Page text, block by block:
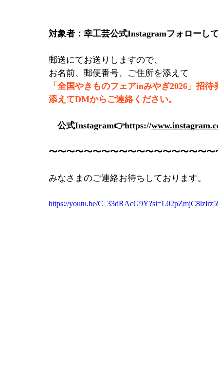
対象者：幸工芸公式Instagramフォローし
郵送にてお送りしますので、
お名前、郵便番号、ご住所を添えて
「全国やきものフェアinみやぎ2026」招
添えてDMからご連絡ください。
公式Instagram👉https://
〜〜〜〜〜〜〜〜〜〜〜〜〜〜〜〜〜〜
みなさまのご連絡お待ちしております。
https://youtu.be/